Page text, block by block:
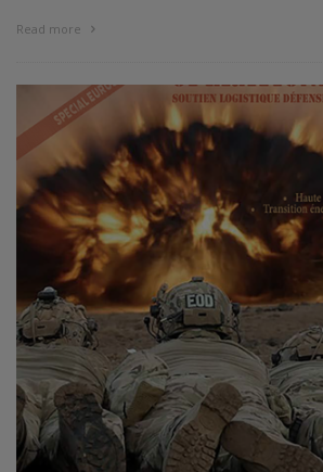
Read more